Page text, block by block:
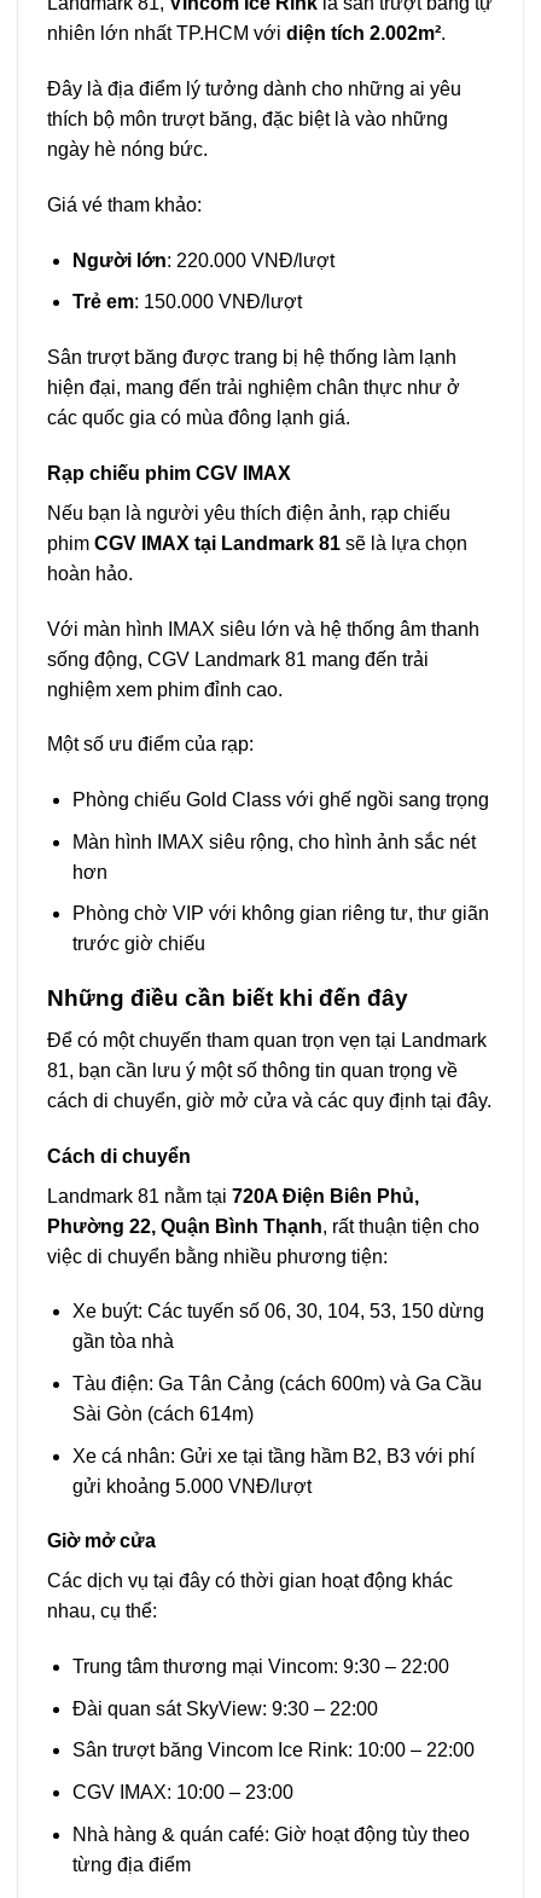
nhiên lớn nhất TP.HCM với diện tích 2.002m².
Đây là địa điểm lý tưởng dành cho những ai yêu
thích bộ môn trượt băng, đặc biệt là vào những
ngày hè nóng bức.
Giá vé tham khảo:
Người lớn: 220.000 VNĐ/lượt
Trẻ em: 150.000 VNĐ/lượt
Sân trượt băng được trang bị hệ thống làm lạnh
hiện đại, mang đến trải nghiệm chân thực như ở
các quốc gia có mùa đông lạnh giá.
Rạp chiếu phim CGV IMAX
Nếu bạn là người yêu thích điện ảnh, rạp chiếu
phim CGV IMAX tại Landmark 81 sẽ là lựa chọn
hoàn hảo.
Với màn hình IMAX siêu lớn và hệ thống âm thanh
sống động, CGV Landmark 81 mang đến trải
nghiệm xem phim đỉnh cao.
Một số ưu điểm của rạp:
Phòng chiếu Gold Class với ghế ngồi sang trọng
Màn hình IMAX siêu rộng, cho hình ảnh sắc nét
hơn
Phòng chờ VIP với không gian riêng tư, thư giãn
trước giờ chiếu
Những điều cần biết khi đến đây
Để có một chuyến tham quan trọn vẹn tại Landmark
81, bạn cần lưu ý một số thông tin quan trọng về
cách di chuyển, giờ mở cửa và các quy định tại đây.
Cách di chuyển
Landmark 81 nằm tại 720A Điện Biên Phủ,
Phường 22, Quận Bình Thạnh, rất thuận tiện cho
việc di chuyển bằng nhiều phương tiện:
Xe buýt: Các tuyến số 06, 30, 104, 53, 150 dừng
gần tòa nhà
Tàu điện: Ga Tân Cảng (cách 600m) và Ga Cầu
Sài Gòn (cách 614m)
Xe cá nhân: Gửi xe tại tầng hầm B2, B3 với phí
gửi khoảng 5.000 VNĐ/lượt
Giờ mở cửa
Các dịch vụ tại đây có thời gian hoạt động khác
nhau, cụ thể:
Trung tâm thương mại Vincom: 9:30 – 22:00
Đài quan sát SkyView: 9:30 – 22:00
Sân trượt băng Vincom Ice Rink: 10:00 – 22:00
CGV IMAX: 10:00 – 23:00
Nhà hàng & quán café: Giờ hoạt động tùy theo
từng địa điểm